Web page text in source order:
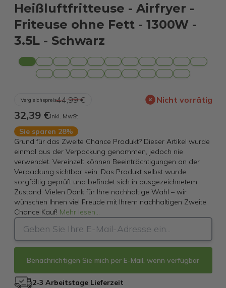
Heißluftfritteuse - Airfryer -
Friteuse ohne Fett - 1300W -
3.5L - Schwarz
Vergleichspreis44,99 € Nicht vorrätig
32,39 €inkl. MwSt.
Sie sparen 28%
Grund für das Zweite Chance Produkt? Dieser Artikel wurde
einmal aus der Verpackung genommen, jedoch nie
verwendet. Vereinzelt können Beeinträchtigungen an der
Verpackung sichtbar sein. Das Produkt selbst wurde
sorgfältig geprüft und befindet sich in ausgezeichnetem
Zustand. Vielen Dank für Ihre nachhaltige Wahl – wir
wünschen Ihnen viel Freude mit Ihrem nachhaltigen Zweite
Chance Kauf! Mehr lesen...
Benachrichtigen Sie mich per E-Mail, wenn verfügbar
2-3 Arbeitstage Lieferzeit